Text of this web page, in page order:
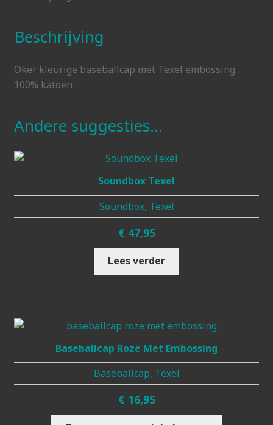
Beschrijving
Oker kleurige baseballcap met Texel embossing.
100% katoen
Andere suggesties…
Soundbox Texel
Soundbox, Texel
€ 47,95
Lees verder
Baseballcap Roze Met Embossing
Baseballcap, Texel
€ 16,95